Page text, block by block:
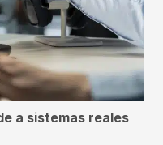
a sistemas reales